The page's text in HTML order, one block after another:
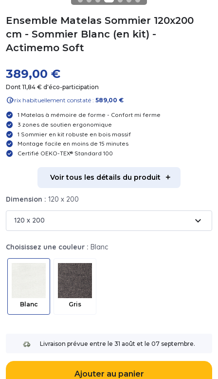
Ensemble Matelas Sommier 120x200
cm - Sommier Blanc (en kit) -
Actimemo Soft
389,00 €
Dont 11,84 € d'éco-participation
infoPrix habituellement constaté : 589,00 €
1 Matelas à mémoire de forme - Confort mi ferme
3 zones de soutien ergonomique
1 Sommier en kit robuste en bois massif
Montage facile en moins de 15 minutes
Certifié OEKO-TEX® Standard 100
Voir tous les détails du produit
Dimension : 120 x 200
120 x 200 expand_more
Choisissez une couleur : Blanc
Blanc Gris
Livraison prévue entre le 31 août et le 07 septembre.
Ajouter au panier